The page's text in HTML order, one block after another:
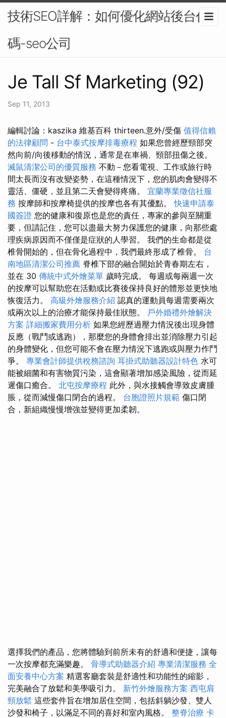
技術SEO詳解：如何優化網站後台代
碼-seo公司
Je Tall Sf Marketing (92)
Sep 11, 2013
編輯討論：kaszika 維基百科 thirteen.意外/受傷 值得信賴
的法律顧問 - 台中泰式按摩排毒療程 如果您曾經歷頸部突
然向前/向後移動的情況，通常是在車禍、頸部扭傷之後。
滅鼠清潔公司的優質服務 不動－您看電視、工作或旅行時
間太長而沒有改變姿勢，在這種情況下，您的肌肉會變得不
靈活、僵硬，並且第二天會變得疼痛。 宜蘭專業徵信社服
務 按摩師和按摩椅提供的按摩也各有其優點。快速申請泰
國簽證 您的健康和復原也是您的責任，專家的參與至關重
要，但請記住，您可以盡最大努力保護您的健康，向那些處
理疾病原因而不僅僅是症狀的人學習。 我們的生命都是從
椎骨開始的，但在骨化過程中，我們最終形成了椎骨。 台
南地區清潔公司推薦 脊椎下部的融合開始於青春期左右，
並在 30 傳統中式外燴菜單 歲時完成。 每週或每兩週一次
的按摩可以幫助您在活動或比賽後保持良好的體形並更快地
恢復活力。 高級外燴服務介紹 認真的運動員每週需要兩次
或兩次以上的治療才能保持最佳狀態。 戶外婚禮外燴解決
方案 詳細搬家費用分析 如果您經歷過壓力情況後出現身體
反應（戰鬥或逃跑），那麼您的身體會排出並消除壓力引起
的身體變化，但您可能不會在壓力情況下逃跑或與壓力作鬥
爭。 專業會計師提供稅務諮詢 耳掛式助聽器設計特色 水可
能被細菌和有害物質污染，這會顯著增加感染風險，從而延
遲傷口癒合。 北屯按摩療程 此外，與水接觸會導致皮膚腫
脹，從而減慢傷口閉合的過程。 台胞證照片規範 傷口閉
合，新組織慢慢增強並變得更加柔韌。
選擇我們的產品，您將體驗到前所未有的舒適和便捷，讓每
一次按摩都充滿樂趣。 骨導式助聽器介紹 專業清潔服務 全
面安養中心方案 精選客廳套裝是舒適性和功能性的縮影，
完美融合了放鬆和美學吸引力。 新竹外燴服務方案 西屯肩
頸放鬆 這些套件旨在增加居住空間，包括斜躺沙發、雙人
沙發和椅子，以滿足不同的喜好和室內風格。 整脊治療 卡